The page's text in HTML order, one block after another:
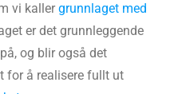
vi kallergrunnlaget med
er det grunnleggende
og blir også det
for å realisere fullt ut